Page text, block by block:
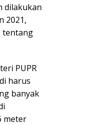
dilakukan
2021,
tentang
PUPR
harus
banyak
meter